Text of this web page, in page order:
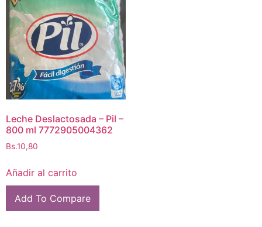
Leche Deslactosada – Pil –
800 ml 7772905004362
Bs.10,80
Añadir al carrito
Add To Compare